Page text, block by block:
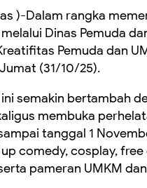
)-Dalam rangka
Dinas Pemuda
Pemuda dan
(31/10/25).
semakin bertambah
membuka
tanggal 1
comedy, cosplay,
pameran UMKM